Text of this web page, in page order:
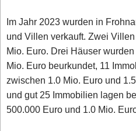
Im Jahr 2023 wurden in
und Villen verkauft. Zwei
Mio. Euro. Drei Häuser
Mio. Euro beurkundet, 11
zwischen 1.0 Mio. Euro und
und gut 25 Immobilien lagen
500.000 Euro und 1.0 Mio.